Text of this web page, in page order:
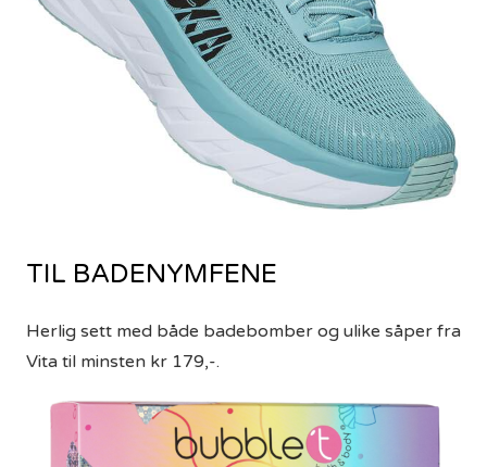
TIL BADENYMFENE
Herlig sett med både badebomber og ulike såper fra
Vita til minsten kr 179,-.